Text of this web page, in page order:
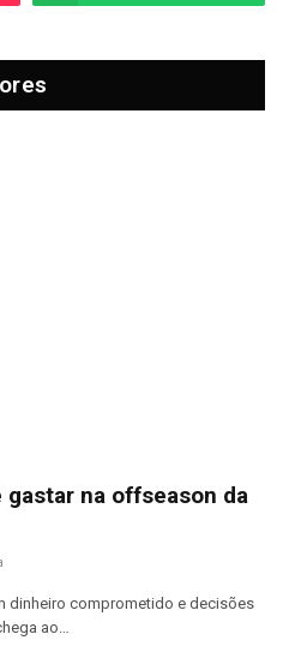
gastar na offseason da
dinheiro comprometido e decisões
ao…